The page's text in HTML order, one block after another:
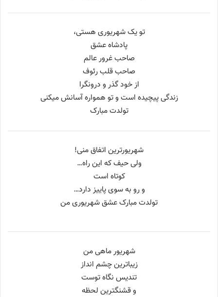
تو یک شهریوری هستی،
پادشاه عشق
صاحب غرور عالم
صاحب قلب رئوف
از خود گذر و درونگرا
زندگی پیچیده است و تو همواره آسانش میکنی
تولدت مبارک
شهریورترین اتفاق منی!
ولی حیف که این راه…
کوتاه است
و رو به سوی پاییز دارد…
تولدت مبارک عشق شهریوری من
شهریور ماهی من
زيباترين چشم انداز
تندیس نگاه توست
و قشنگترين لحظه